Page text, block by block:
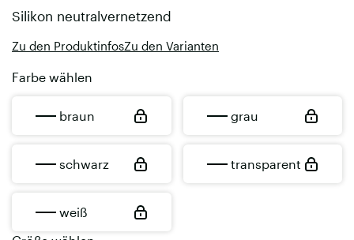
Silikon neutralvernetzend
Zu den ProduktinfosZu den Varianten
Farbe wählen
braun grau
schwarz transparent
weiß